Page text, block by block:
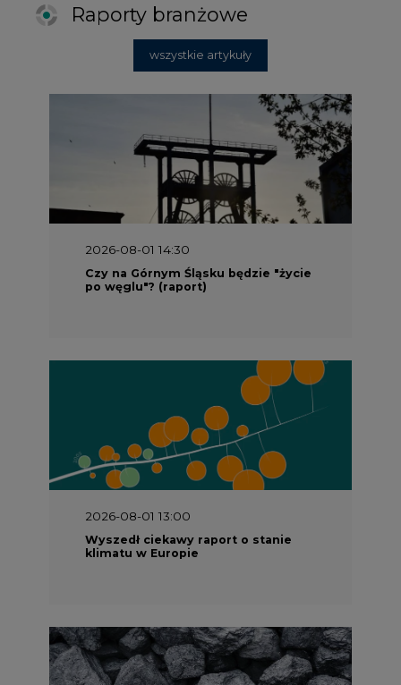
2026-08-01 14:30
Czy na Górnym Śląsku będzie "życie
po węglu"? (raport)
2026-08-01 13:00
Wyszedł ciekawy raport o stanie
klimatu w Europie